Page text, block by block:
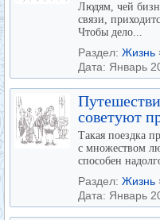
Людям, чей
связи,
Чтобы дело...
Раздел: Жизнь
Дата: Январь
советуют
Такая поездка
с множеством
способен
Раздел: Жизнь
Дата: Январь